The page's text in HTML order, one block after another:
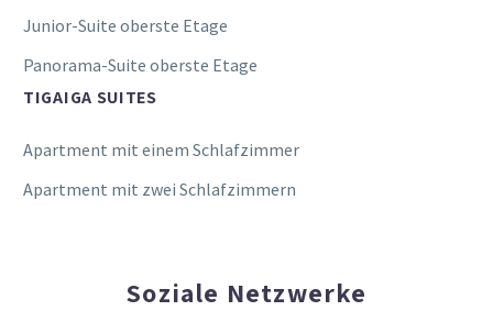
Junior-Suite oberste Etage
Panorama-Suite oberste Etage
TIGAIGA SUITES
Apartment mit einem Schlafzimmer
Apartment mit zwei Schlafzimmern
Soziale Netzwerke